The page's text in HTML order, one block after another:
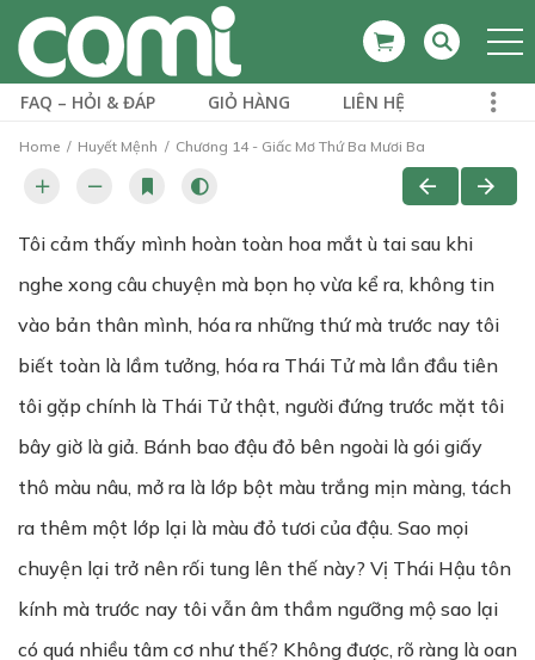
FAQ – HỎI & ĐÁP GIỎ HÀNG LIÊN HỆ
Home Huyết Mệnh Chương 14 - Giấc Mơ Thứ Ba Mươi Ba
Tôi cảm thấy mình hoàn toàn hoa mắt ù tai sau khi
nghe xong câu chuyện mà bọn họ vừa kể ra, không tin
vào bản thân mình, hóa ra những thứ mà trước nay tôi
biết toàn là lầm tưởng, hóa ra Thái Tử mà lần đầu tiên
tôi gặp chính là Thái Tử thật, người đứng trước mặt tôi
bây giờ là giả. Bánh bao đậu đỏ bên ngoài là gói giấy
thô màu nâu, mở ra là lớp bột màu trắng mịn màng, tách
ra thêm một lớp lại là màu đỏ tươi của đậu. Sao mọi
chuyện lại trở nên rối tung lên thế này? Vị Thái Hậu tôn
kính mà trước nay tôi vẫn âm thầm ngưỡng mộ sao lại
có quá nhiều tâm cơ như thế? Không được, rõ ràng là oan